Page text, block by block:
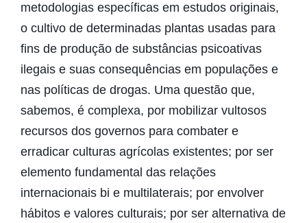
metodologias específicas em estudos originais,
o cultivo de determinadas plantas usadas para
fins de produção de substâncias psicoativas
ilegais e suas consequências em populações e
nas políticas de drogas. Uma questão que,
sabemos, é complexa, por mobilizar vultosos
recursos dos governos para combater e
erradicar culturas agrícolas existentes; por ser
elemento fundamental das relações
internacionais bi e multilaterais; por envolver
hábitos e valores culturais; por ser alternativa de